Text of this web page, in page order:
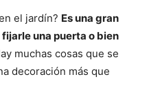
el jardín? Es una gran
una puerta o bien
muchas cosas que se
decoración más que